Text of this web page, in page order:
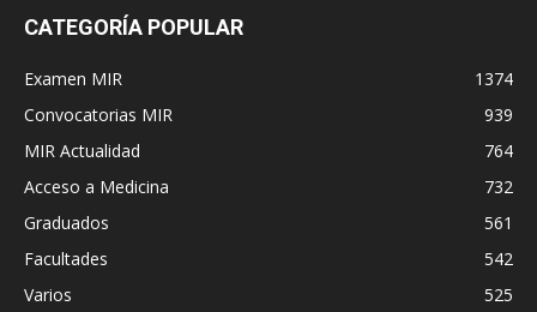
CATEGORÍA POPULAR
Examen MIR
1374
Convocatorias MIR
939
MIR Actualidad
764
Acceso a Medicina
732
Graduados
561
Facultades
542
Varios
525